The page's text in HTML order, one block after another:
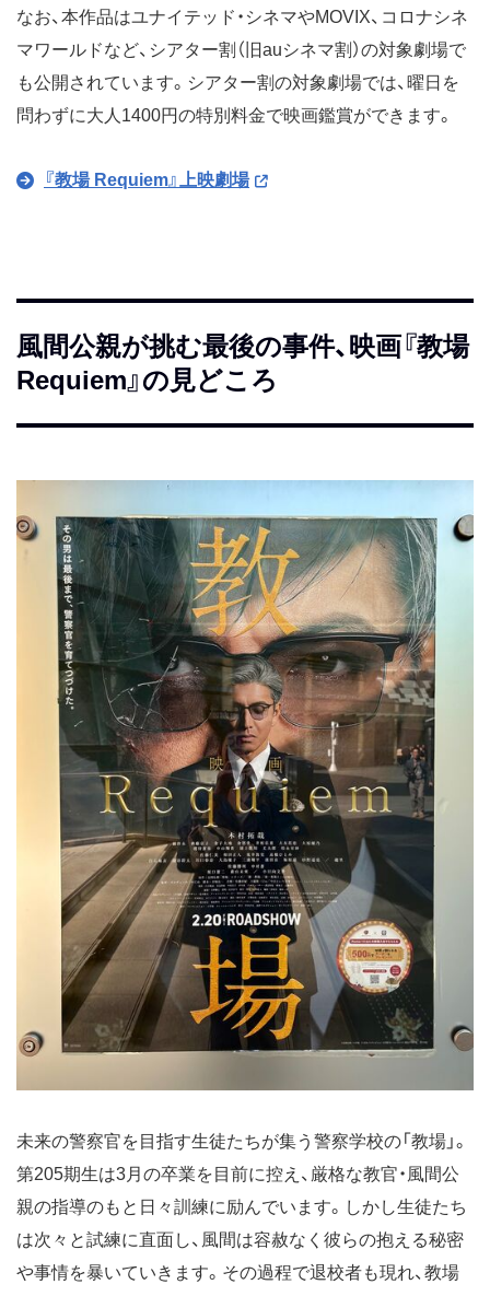
なお、本作品はユナイテッド・シネマやMOVIX、コロナシネ
マワールドなど、シアター割（旧auシネマ割）の対象劇場で
も公開されています。シアター割の対象劇場では、曜日を
問わずに大人1400円の特別料金で映画鑑賞ができます。
『教場 Requiem』上映劇場
風間公親が挑む最後の事件、映画『教場
Requiem』の見どころ
未来の警察官を目指す生徒たちが集う警察学校の「教場」。
第205期生は3月の卒業を目前に控え、厳格な教官・風間公
親の指導のもと日々訓練に励んでいます。しかし生徒たち
は次々と試練に直面し、風間は容赦なく彼らの抱える秘密
や事情を暴いていきます。その過程で退校者も現れ、教場